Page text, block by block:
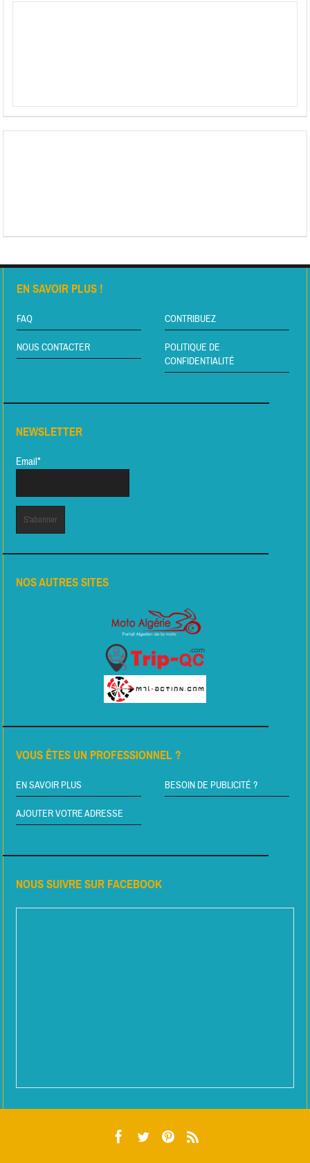
EN SAVOIR PLUS !
FAQ CONTRIBUEZ
NOUS CONTACTER
POLITIQUE DE
CONFIDENTIALITÉ
NEWSLETTER
Email*
NOS AUTRES SITES
VOUS ÊTES UN PROFESSIONNEL ?
EN SAVOIR PLUS BESOIN DE PUBLICITÉ ?
AJOUTER VOTRE ADRESSE
NOUS SUIVRE SUR FACEBOOK